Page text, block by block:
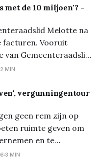
schoolzwemmen en
’s morgens graag
besliste
met de 10 miljoen'? -
Melotte na
Vooruit
van Gemeenteraadslid
(Vooruit Lommel)
Zo is er een
euro voor twee
het CD&V-
2 MIN
vergunningentour
geen rem zijn op
ruimte geven om
en te
Onze
3 MIN